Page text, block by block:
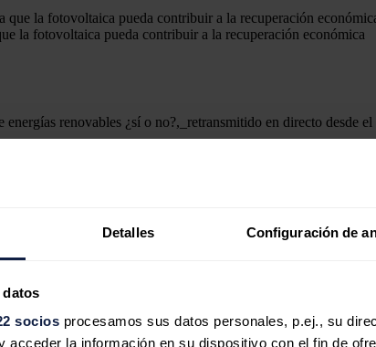
Detalles Configuración de
datos
socios procesamos sus datos personales, p.ej., su
acceder la información en su dispositivo con el fin de
la fotovoltaica pueda contribuir a la recuperación económica
renovables ¿sí o no?,_retransmitido en directo desde el
para un desarrollo ordenado del sector que garantice
finales”.
éste asegure el máximo grado de ejecución de los
“es importante que las subastas de energías renovables
de precalificación técnicos, económicos y legales
al año, para dar previsibilidad a los actores del